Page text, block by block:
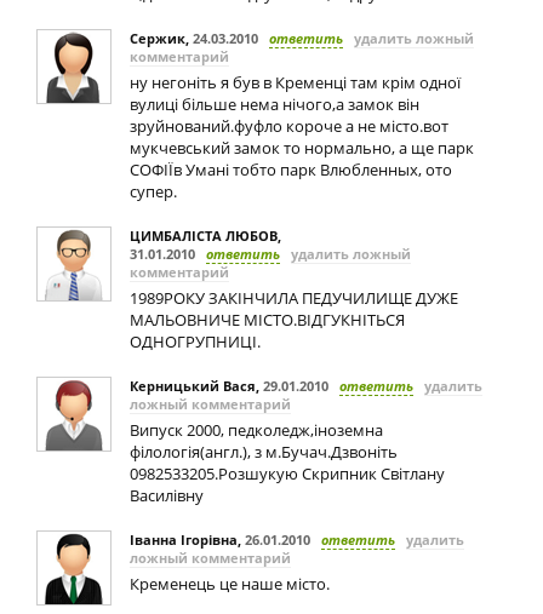
Сержик, 24.03.2010 ответить удалить ложный
комментарий
ну негоніть я був в Кременці там крім одної
вулиці більше нема нічого,а замок він
зруйнований.фуфло короче а не місто.вот
мукчевський замок то нормально, а ще парк
СОФІЇв Умані тобто парк Влюбленных, ото
супер.
ЦИМБАЛІСТА ЛЮБОВ,
31.01.2010 ответить удалить ложный
комментарий
1989РОКУ ЗАКІНЧИЛА ПЕДУЧИЛИЩЕ ДУЖЕ
МАЛЬОВНИЧЕ МІСТО.ВІДГУКНІТЬСЯ
ОДНОГРУПНИЦІ.
Керницький Вася, 29.01.2010 ответить удалить
ложный комментарий
Випуск 2000, педколедж,іноземна
філологія(англ.), з м.Бучач.Дзвоніть
0982533205.Розшукую Скрипник Світлану
Василівну
Іванна Ігорівна, 26.01.2010 ответить удалить
ложный комментарий
Кременець це наше місто.